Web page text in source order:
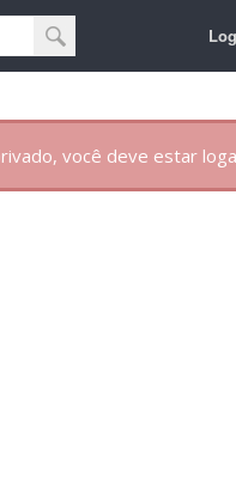
você deve estar